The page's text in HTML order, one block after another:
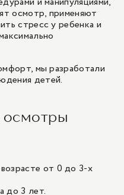
осмотр, применяют
стресс у ребенка и
мы разработали
детей.
от 0 до 3-х
до 3 лет.